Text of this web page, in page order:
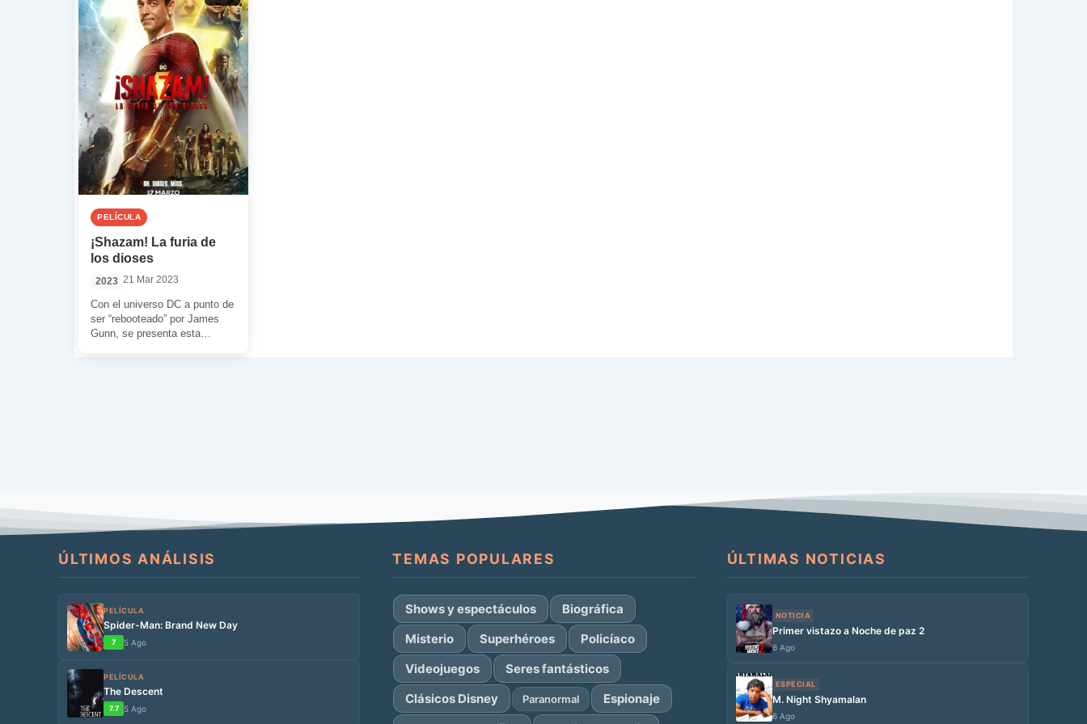
PELÍCULA
¡Shazam! La furia de
los dioses
2023 21 Mar 2023
Con el universo DC a punto de
ser “rebooteado” por James
Gunn, se presenta esta
ÚLTIMOS ANÁLISIS
PELÍCULA
Spider-Man: Brand New Day
7 5 Ago
PELÍCULA
The Descent
7.7 5 Ago
TEMAS POPULARES
Shows y espectáculos
Biográfica
Misterio
Superhéroes
Policíaco
Videojuegos
Seres fantásticos
Clásicos Disney
Paranormal
Espionaje
ÚLTIMAS NOTICIAS
NOTICIA
Primer vistazo a Noche de paz 2
6 Ago
ESPECIAL
M. Night Shyamalan
6 Ago